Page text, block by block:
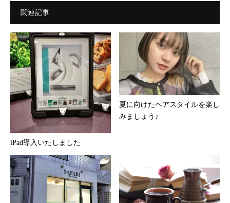
関連記事
iPad導入いたしました
夏に向けたヘアスタイルを楽し
みましょう♪